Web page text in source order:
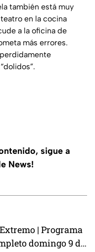
también está muy
en la cocina
a la oficina de
más errores.
sigue a
News!
| Programa
domingo 9 de